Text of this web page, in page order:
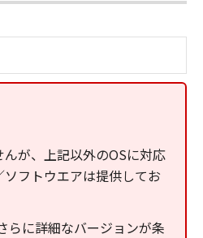
が、上記以外のOSに対応
フトウエアは提供してお
らに詳細なバージョンが条